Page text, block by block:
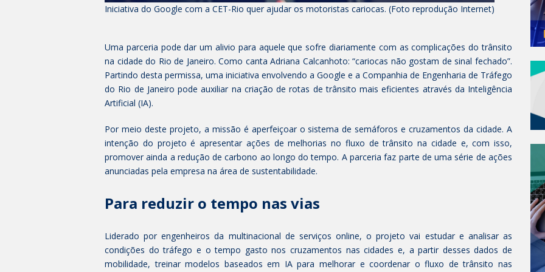
Iniciativa do Google com a CET-Rio quer ajudar os motoristas cariocas. (Foto reprodução Internet)
Uma parceria pode dar um alivio para aquele que sofre diariamente com as complicações do trânsito
na cidade do Rio de Janeiro. Como canta Adriana Calcanhoto: “cariocas não gostam de sinal fechado”.
Partindo desta permissa, uma iniciativa envolvendo a Google e a Companhia de Engenharia de Tráfego
do Rio de Janeiro pode auxiliar na criação de rotas de trânsito mais eficientes através da Inteligência
Artificial (IA).
Por meio deste projeto, a missão é aperfeiçoar o sistema de semáforos e cruzamentos da cidade. A
intenção do projeto é apresentar ações de melhorias no fluxo de trânsito na cidade e, com isso,
promover ainda a redução de carbono ao longo do tempo. A parceria faz parte de uma série de ações
anunciadas pela empresa na área de sustentabilidade.
Para reduzir o tempo nas vias
Liderado por engenheiros da multinacional de serviços online, o projeto vai estudar e analisar as
condições do tráfego e o tempo gasto nos cruzamentos nas cidades e, a partir desses dados de
mobilidade, treinar modelos baseados em IA para melhorar e coordenar o fluxo de trânsito nas